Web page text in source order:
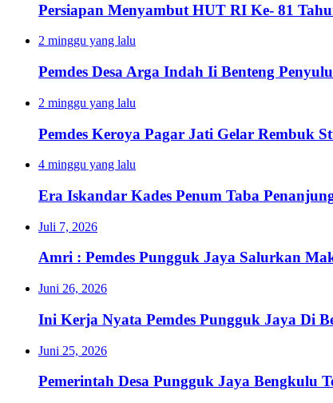
Persiapan Menyambut HUT RI Ke- 81
2 minggu yang lalu
Pemdes Desa Arga Indah Ii Benteng
2 minggu yang lalu
Pemdes Keroya Pagar Jati Gelar Rembuk
4 minggu yang lalu
Era Iskandar Kades Penum Taba
Juli 7, 2026
Amri : Pemdes Pungguk Jaya Salurkan
Juni 26, 2026
Ini Kerja Nyata Pemdes Pungguk Jaya Di
Juni 25, 2026
Pemerintah Desa Pungguk Jaya Bengkulu